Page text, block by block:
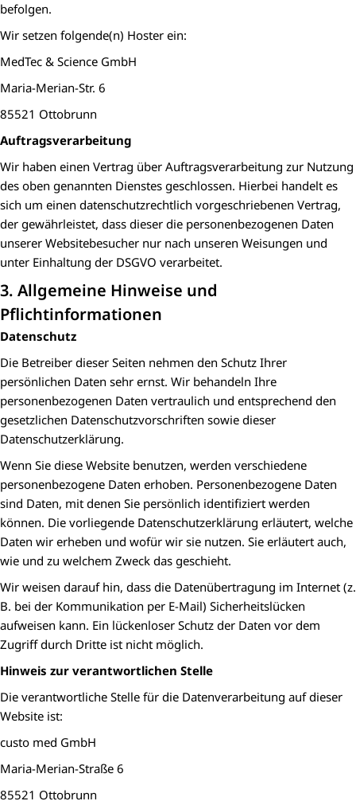
befolgen.
Wir setzen folgende(n) Hoster ein:
MedTec & Science GmbH
Maria-Merian-Str. 6
85521 Ottobrunn
Auftragsverarbeitung
Wir haben einen Vertrag über Auftragsverarbeitung zur Nutzung
des oben genannten Dienstes geschlossen. Hierbei handelt es
sich um einen datenschutzrechtlich vorgeschriebenen Vertrag,
der gewährleistet, dass dieser die personenbezogenen Daten
unserer Websitebesucher nur nach unseren Weisungen und
unter Einhaltung der DSGVO verarbeitet.
3. Allgemeine Hinweise und
Pflichtinformationen
Datenschutz
Die Betreiber dieser Seiten nehmen den Schutz Ihrer
persönlichen Daten sehr ernst. Wir behandeln Ihre
personenbezogenen Daten vertraulich und entsprechend den
gesetzlichen Datenschutzvorschriften sowie dieser
Datenschutzerklärung.
Wenn Sie diese Website benutzen, werden verschiedene
personenbezogene Daten erhoben. Personenbezogene Daten
sind Daten, mit denen Sie persönlich identifiziert werden
können. Die vorliegende Datenschutzerklärung erläutert, welche
Daten wir erheben und wofür wir sie nutzen. Sie erläutert auch,
wie und zu welchem Zweck das geschieht.
Wir weisen darauf hin, dass die Datenübertragung im Internet (z.
B. bei der Kommunikation per E-Mail) Sicherheitslücken
aufweisen kann. Ein lückenloser Schutz der Daten vor dem
Zugriff durch Dritte ist nicht möglich.
Hinweis zur verantwortlichen Stelle
Die verantwortliche Stelle für die Datenverarbeitung auf dieser
Website ist:
custo med GmbH
Maria-Merian-Straße 6
85521 Ottobrunn